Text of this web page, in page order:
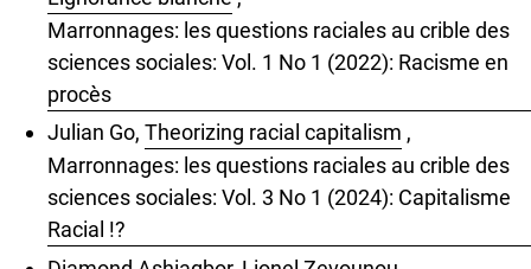
Marronnages: les questions raciales au crible des
sciences sociales: Vol. 1 No 1 (2022): Racisme en
procès
Julian Go, Theorizing racial capitalism ,
Marronnages: les questions raciales au crible des
sciences sociales: Vol. 3 No 1 (2024): Capitalisme
Racial !?